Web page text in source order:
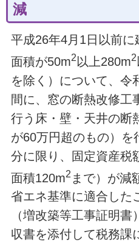
減
平成26年4月1日以前
面積が50m2以上280m2
を除く）について、令
間に、窓の断熱改修工
行う床・壁・天井の断
が60万円超のもの）を
分に限り、固定資産税
面積120m2 まで）が減
省エネ基準に適合した
（増改築等工事証明
収書を添付して税務課